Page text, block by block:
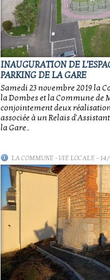
INAUGURATION DE
PARKING DE LA GARE
Samedi 23 novembre 2019 la
la Dombes et la Commune
conjointement deux
associée à un Relais
la Gare..
LA COMMUNE-VIE LOCALE-